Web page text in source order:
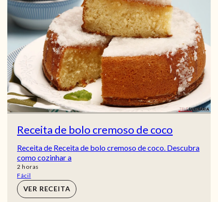
Receita de bolo cremoso de coco
Receita de Receita de bolo cremoso de coco. Descubra
como cozinhar a
2 horas
horas
Fácil
VER RECEITA